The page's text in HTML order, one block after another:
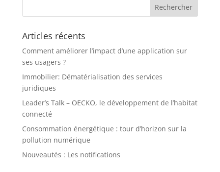
Articles récents
Comment améliorer l’impact d’une application sur
ses usagers ?
Immobilier: Dématérialisation des services
juridiques
Leader’s Talk – OECKO, le développement de l’habitat
connecté
Consommation énergétique : tour d’horizon sur la
pollution numérique
Nouveautés : Les notifications